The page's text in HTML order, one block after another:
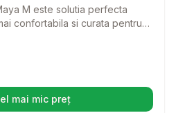
M este solutia perfecta
confortabila si curata pentru
aduce un plus de confort si
mai mic preț
(se deschide într-o filă nouă)